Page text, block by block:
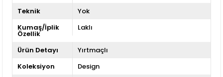
Teknik
Yok
Kumaş/İplik
Özellik
Laklı
Ürün Detayı
Yırtmaçlı
Koleksiyon
Design